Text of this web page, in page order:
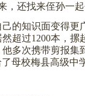
，还找来侄孙一起
的知识面变得更
超过1200本，摞
多次携带剪报集
母校梅县高级中